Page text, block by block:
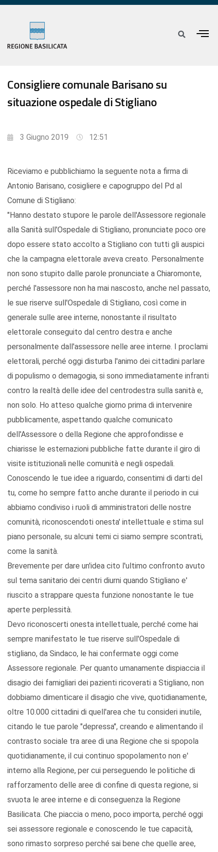
Consigliere comunale Barisano su
situazione ospedale di Stigliano
3 Giugno 2019 12:51
Riceviamo e pubblichiamo la seguente nota a firma di
Antonio Barisano, cosigliere e capogruppo del Pd al
Comune di Stigliano:
"Hanno destato stupore le parole dell'Assessore regionale
alla Sanità sull'Ospedale di Stigliano, pronunciate poco ore
dopo essere stato accolto a Stigliano con tutti gli auspici
che la campagna elettorale aveva creato. Personalmente
non sono stupito dalle parole pronunciate a Chiaromonte,
perché l'assessore non ha mai nascosto, anche nel passato,
le sue riserve sull'Ospedale di Stigliano, così come in
generale sulle aree interne, nonostante il risultato
elettorale conseguito dal centro destra e anche
personalmente dall'assessore nelle aree interne. I proclami
elettorali, perché oggi disturba l'animo dei cittadini parlare
di populismo o demagogia, si sono immediatamente infranti
contro la realtà delle idee del centrodestra sulla sanità e,
non solo. Ho atteso qualche giorno prima di intervenire
pubblicamente, aspettando qualche comunicato
dell'Assessore o della Regione che approfondisse e
chiarisse le esternazioni pubbliche fatte durante il giro di
visite istituzionali nelle comunità e negli ospedali.
Conoscendo le tue idee a riguardo, consentimi di darti del
tu, come ho sempre fatto anche durante il periodo in cui
abbiamo condiviso i ruoli di amministratori delle nostre
comunità, riconoscendoti onesta' intellettuale e stima sul
piano personale, su alcuni temi ci siamo sempre scontrati,
come la sanità.
Brevemente per dare un'idea cito l'ultimo confronto avuto
sul tema sanitario dei centri diurni quando Stigliano e'
riuscito a strappare questa funzione nonostante le tue
aperte perplessità.
Devo riconoscerti onesta intellettuale, perché come hai
sempre manifestato le tue riserve sull'Ospedale di
stigliano, da Sindaco, le hai confermate oggi come
Assessore regionale. Per quanto umanamente dispiaccia il
disagio dei famigliari dei pazienti ricoverati a Stigliano, non
dobbiamo dimenticare il disagio che vive, quotidianamente,
oltre 10.000 cittadini di quell'area che tu consideri inutile,
citando le tue parole "depressa", creando e alimentando il
contrasto sociale tra aree di una Regione che si spopola
quotidianamente, il cui continuo spopolamento non e'
interno alla Regione, per cui perseguendo le politiche di
rafforzamento delle aree di confine di questa regione, si
svuota le aree interne e di conseguenza la Regione
Basilicata. Che piaccia o meno, poco importa, perché oggi
sei assessore regionale e conoscendo le tue capacità,
sono rimasto sorpreso perché sai bene che quelle aree,